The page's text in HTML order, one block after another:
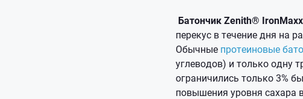
Батончик Zenith®
перекус в течение дня на
Обычные протеиновые
углеводов) и только одну
ограничились только 3%
повышения уровня сахара